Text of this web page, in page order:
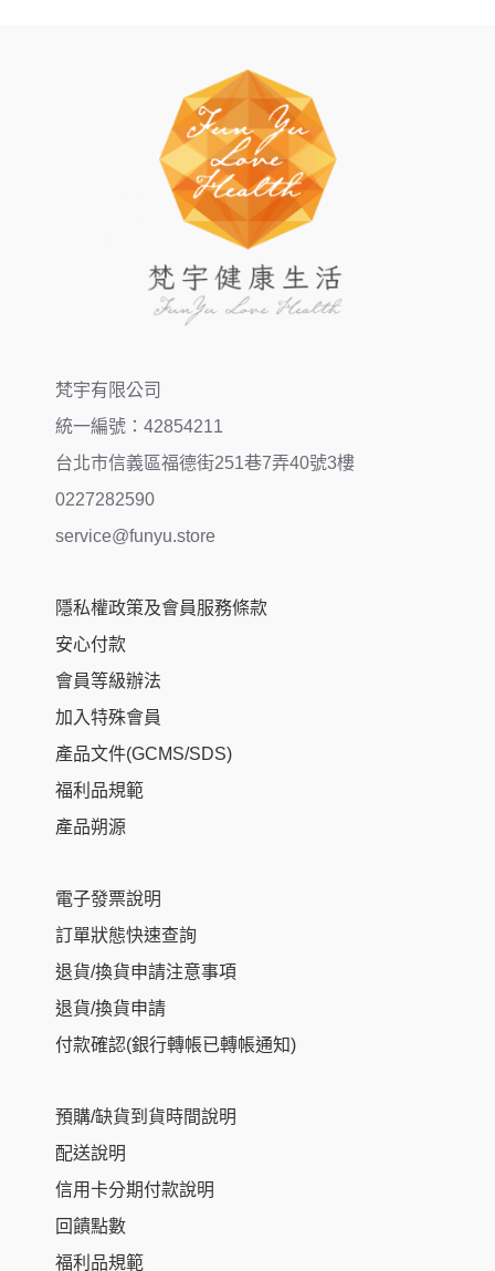
梵宇有限公司
統一編號：42854211
台北市信義區福德街251巷7弄40號3樓
0227282590
service@funyu.store
隱私權政策及會員服務條款
安心付款
會員等級辦法
加入特殊會員
產品文件(GCMS/SDS)
福利品規範
產品朔源
電子發票說明
訂單狀態快速查詢
退貨/換貨申請注意事項
退貨/換貨申請
付款確認(銀行轉帳已轉帳通知)
預購/缺貨到貨時間說明
配送說明
信用卡分期付款說明
回饋點數
福利品規範